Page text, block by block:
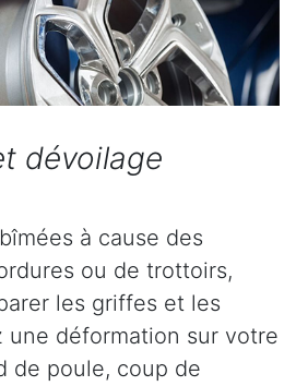
dévoilage
à cause des
ou de trottoirs,
les griffes et les
une déformation sur votre
de poule, coup de